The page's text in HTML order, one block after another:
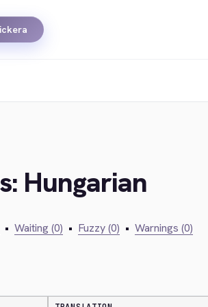
Hungarian
• Waiting (0) • Fuzzy (0) • Warnings (0)